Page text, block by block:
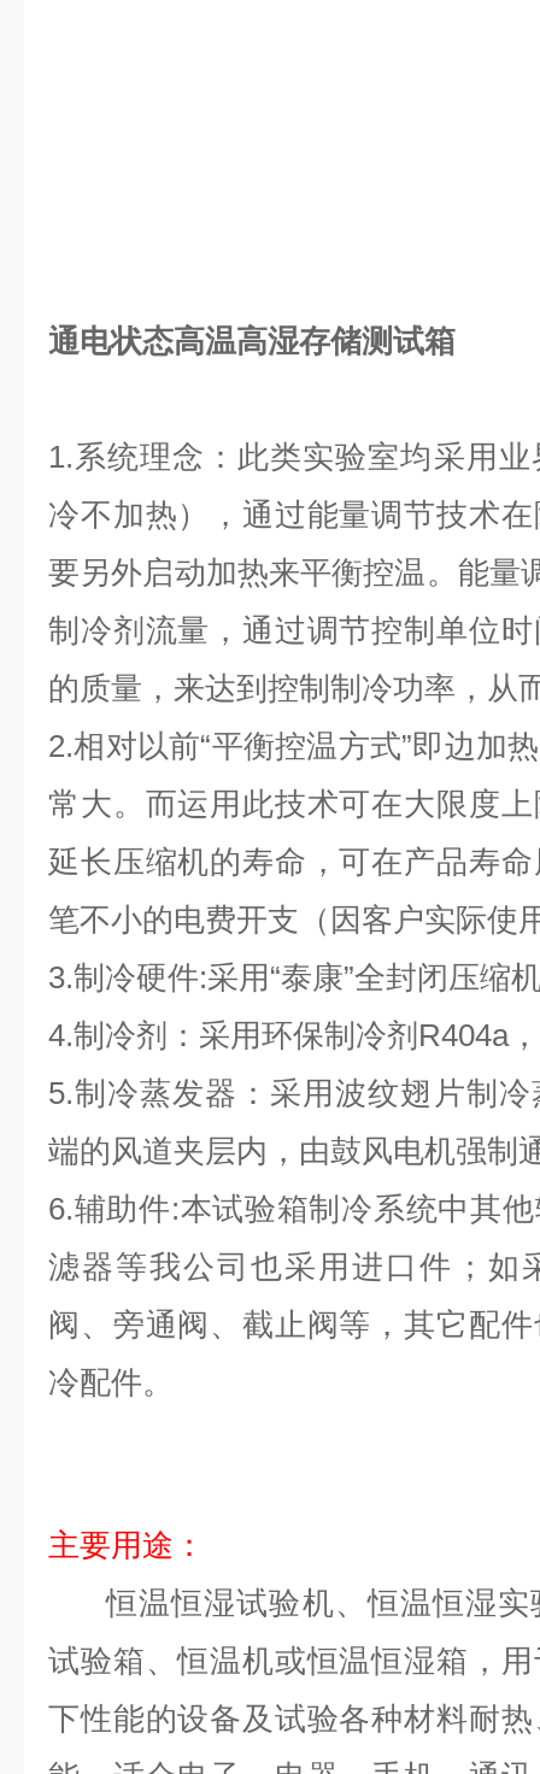
通电状态高温高湿存储测试箱
1.系统理念：此类实验室均采用
冷不加热），通过能量调节技术
要另外启动加热来平衡控温。能量
制冷剂流量，通过调节控制单位
的质量，来达到控制制冷功率，从
2.相对以前“平衡控温方式”即边加
常大。而运用此技术可在大限度
延长压缩机的寿命，可在产品寿
笔不小的电费开支（因客户实际使
3.制冷硬件:采用“泰康”全封闭压缩
4.制冷剂：采用环保制冷剂R404a
5.制冷蒸发器：采用波纹翅片制
端的风道夹层内，由鼓风电机强制
6.辅助件:本试验箱制冷系统中其
滤器等我公司也采用进口件；如
阀、旁通阀、截止阀等，其它配
冷配件。
主要用途：
恒温恒湿试验机、恒温恒湿
试验箱、恒温机或恒温恒湿箱，
下性能的设备及试验各种材料耐